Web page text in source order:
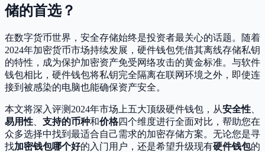
储的首选？
在数字货币世界，安全存储始终是投资者最关心的话题。随着
2024年加密货币市场持续发展，硬件钱包凭借其离线存储私钥
的特性，成为保护加密资产免受网络攻击的黄金标准。与软件
钱包相比，硬件钱包将私钥完全隔离在联网环境之外，即使连
接到被感染的电脑也能确保资产安全。
本文将深入评测2024年市场上五大顶级硬件钱包，从安全性
易用性
支持的币种和价格四个维度进行全面对比，帮助您在
众多选择中找到最适合自己需求的加密存储方案。无论您是寻
找加密钱包哪个好的入门用户，还是希望升级现有硬件钱包的